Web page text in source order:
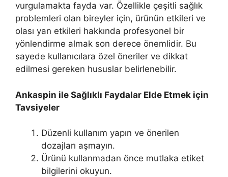
vurgulamakta fayda var. Özellikle çeşitli sağlık
problemleri olan bireyler için, ürünün etkileri ve
olası yan etkileri hakkında profesyonel bir
yönlendirme almak son derece önemlidir. Bu
sayede kullanıcılara özel öneriler ve dikkat
edilmesi gereken hususlar belirlenebilir.
Ankaspin ile Sağlıklı Faydalar Elde Etmek için
Tavsiyeler
Düzenli kullanım yapın ve önerilen
dozajları aşmayın.
Ürünü kullanmadan önce mutlaka etiket
bilgilerini okuyun.